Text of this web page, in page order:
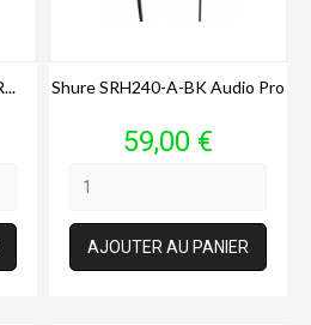
Shure SRH240-A-BK Audio Pro
Prix
59,00 €
AJOUTER AU PANIER